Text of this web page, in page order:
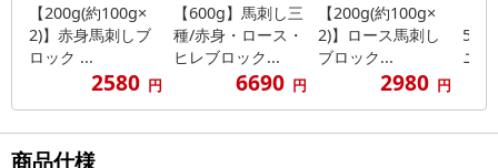
【200g(約100g×
2)】赤身馬刺しブ
ロック ...
2580 円
【600g】馬刺し三
種/赤身・ロース・
ヒレブロック...
6690 円
【200g(約100g×
2)】ロース馬刺し
ブロック...
2980 円
5)】
ニ
商品仕様